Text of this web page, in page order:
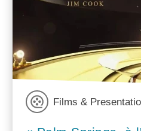
Films &